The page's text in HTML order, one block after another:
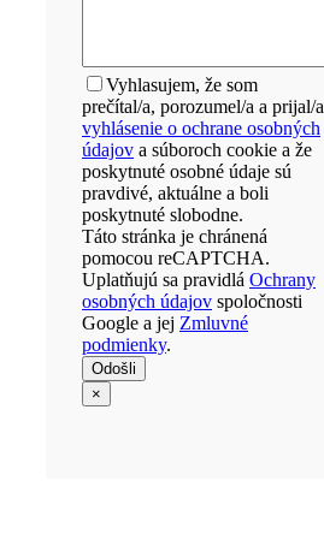
Vyhlasujem, že som
prečítal/a, porozumel/a a prijal/a
vyhlásenie o ochrane osobných
údajov a súboroch cookie a že
poskytnuté osobné údaje sú
pravdivé, aktuálne a boli
poskytnuté slobodne.
Táto stránka je chránená
pomocou reCAPTCHA.
Uplatňujú sa pravidlá Ochrany
osobných údajov spoločnosti
Google a jej Zmluvné
podmienky.
×